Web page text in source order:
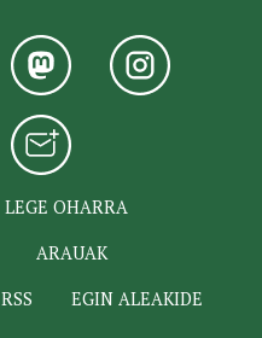
LEGE OHARRA
ARAUAK
RSS EGIN ALEAKIDE